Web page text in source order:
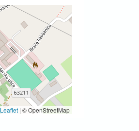
Leaflet | © OpenStreetMap